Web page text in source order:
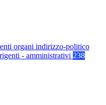
organi indirizzo-politico
- amministrativi 238